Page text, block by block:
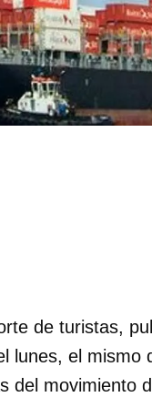
de turistas,
lunes, el mismo
del movimiento